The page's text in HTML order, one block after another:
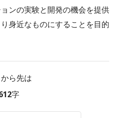
ンの実験と開発の機会を提供
身近なものにすることを目的
ら先は
字